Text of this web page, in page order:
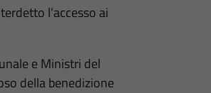
l’accesso ai
e Ministri del
della benedizione